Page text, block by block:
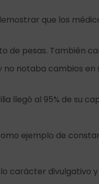
que los
de pesas. También
notaba cambios en
llegó al 95% de su
ejemplo de
carácter divulgativo